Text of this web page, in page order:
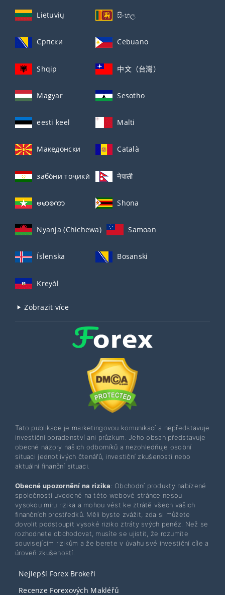
Lietuvių සිංහල
Српски Cebuano
Shqip 中文（台灣）
Magyar Sesotho
eesti keel Malti
Македонски Català
забо́ни тоҷикӣ́ नेपाली
ဗမာစကာ Shona
Nyanja (Chichewa) Samoan
Íslenska Bosanski
Kreyòl
Zobrazit více
Tato publikace je marketingovou komunikací a nepředstavuje
investiční poradenství ani průzkum. Jeho obsah představuje
obecné názory našich odborníků a nezohledňuje osobní
situaci jednotlivých čtenářů, investiční zkušenosti nebo
aktuální finanční situaci.
Obecné upozornění na rizika: Obchodní produkty nabízené
společností uvedené na této webové stránce nesou
vysokou míru rizika a mohou vést ke ztrátě všech vašich
finančních prostředků. Měli byste zvážit, zda si můžete
dovolit podstoupit vysoké riziko ztráty svých peněz. Než se
rozhodnete obchodovat, musíte se ujistit, že rozumíte
souvisejícím rizikům a že berete v úvahu své investiční cíle a
úroveň zkušeností.
Nejlepší Forex Brokeři
Recenze Forexových Makléřů